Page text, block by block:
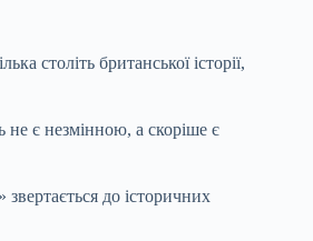
століть британської історії,
не є незмінною, а скоріше є
до історичних